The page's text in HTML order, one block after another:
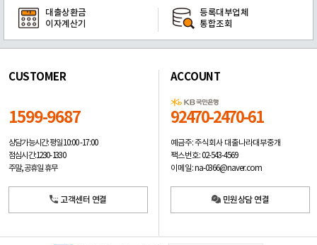
대출상환금
이자계산기
등록대부업체
통합조회
CUSTOMER
1599-9687
상담가능시간: 평일10:00 -17:00
점심시간: 12:30 - 13:30
주말, 공휴일 휴무
고객센터 연결
ACCOUNT
92470-2470-61
예금주: 주식회사 대출나라대부중개
팩스번호: 02-543-4569
이메일: na-0366@naver.com
민원상담 연결